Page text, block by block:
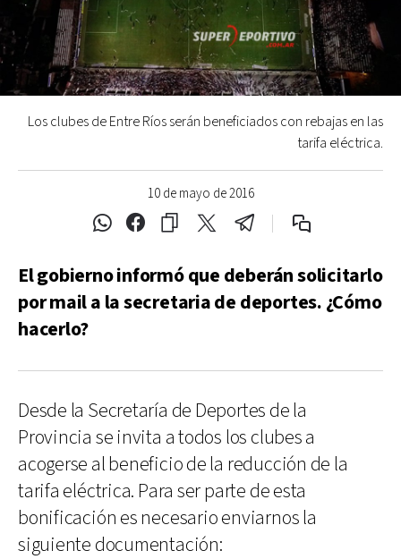
10 de mayo de 2016
Los clubes de Entre Ríos serán beneficiados con rebajas en las
tarifa eléctrica.
El gobierno informó que deberán solicitarlo
por mail a la secretaria de deportes. ¿Cómo
hacerlo?
Desde la Secretaría de Deportes de la
Provincia se invita a todos los clubes a
acogerse al beneficio de la reducción de la
tarifa eléctrica. Para ser parte de esta
bonificación es necesario enviarnos la
siguiente documentación: